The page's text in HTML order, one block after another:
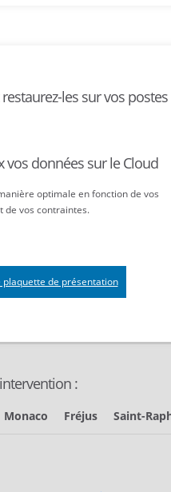
les sur vos
vos données sur le Cloud
optimale en fonction de vos
de vos contraintes.
de présentation
:
Monaco Fréjus Saint-